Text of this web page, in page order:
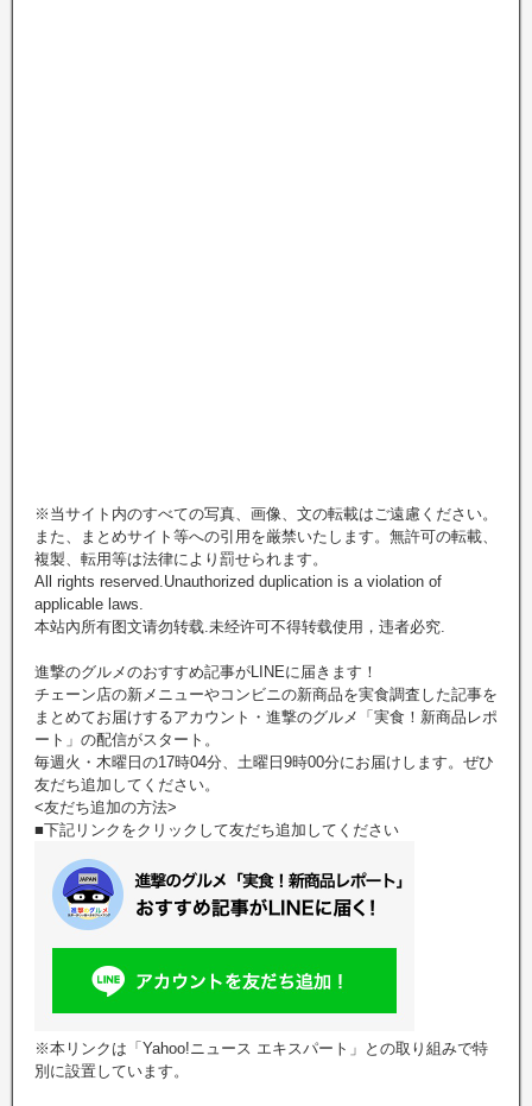
※当サイト内のすべての写真、画像、文の転載はご遠慮ください。
また、まとめサイト等への引用を厳禁いたします。無許可の転載、
複製、転用等は法律により罰せられます。
All rights reserved.Unauthorized duplication is a violation of
applicable laws.
本站內所有图文请勿转载.未经许可不得转载使用，违者必究.
進撃のグルメのおすすめ記事がLINEに届きます！
チェーン店の新メニューやコンビニの新商品を実食調査した記事を
まとめてお届けするアカウント・進撃のグルメ「実食！新商品レポ
ート」の配信がスタート。
毎週火・木曜日の17時04分、土曜日9時00分にお届けします。ぜひ
友だち追加してください。
<友だち追加の方法>
■下記リンクをクリックして友だち追加してください
※本リンクは「Yahoo!ニュース エキスパート」との取り組みで特
別に設置しています。